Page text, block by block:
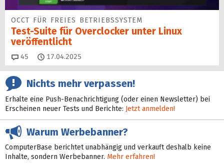
OCCT FÜR FREIES BETRIEBSSYSTEM
Test-Suite für Overclocker unter Linux
veröffentlicht
45 Kommentare
17.04.2025
Nichts mehr verpassen!
Erhalte eine Push-Benachrichtigung (oder einen Newsletter) bei
Erscheinen neuer Tests und Berichte: Jetzt anmelden!
Warum Werbebanner?
ComputerBase berichtet unabhängig und verkauft deshalb keine
Inhalte, sondern Werbebanner. Mehr erfahren!